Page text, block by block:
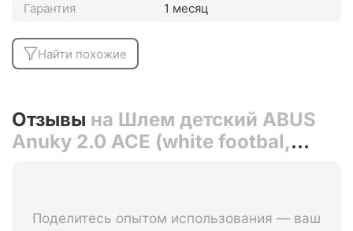
Гарантия
1 месяц
Найти похожие
Отзывы на Шлем детский ABUS
Anuky 2.0 ACE (white footbal,
Поделитесь опытом использования — ваш